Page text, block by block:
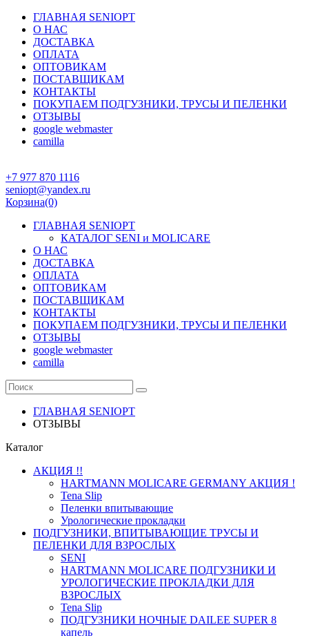
ГЛАВНАЯ SENIOPT
О НАС
ДОСТАВКА
ОПЛАТА
ОПТОВИКАМ
ПОСТАВЩИКАМ
КОНТАКТЫ
ПОКУПАЕМ ПОДГУЗНИКИ, ТРУСЫ И ПЕЛЕНКИ
ОТЗЫВЫ
google webmaster
camilla
+7 977 870 1116
seniopt@yandex.ru
Корзина(0)
ГЛАВНАЯ SENIOPT
КАТАЛОГ SENI и MOLICARE
О НАС
ДОСТАВКА
ОПЛАТА
ОПТОВИКАМ
ПОСТАВЩИКАМ
КОНТАКТЫ
ПОКУПАЕМ ПОДГУЗНИКИ, ТРУСЫ И ПЕЛЕНКИ
ОТЗЫВЫ
google webmaster
camilla
ГЛАВНАЯ SENIOPT
ОТЗЫВЫ
Каталог
АКЦИЯ !!
HARTMANN MOLICARE GERMANY АКЦИЯ !
Tena Slip
Пеленки впитывающие
Урологические прокладки
ПОДГУЗНИКИ, ВПИТЫВАЮЩИЕ ТРУСЫ И
ПЕЛЕНКИ ДЛЯ ВЗРОСЛЫХ
SENI
HARTMANN MOLICARE ПОДГУЗНИКИ И
УРОЛОГИЧЕСКИЕ ПРОКЛАДКИ ДЛЯ
ВЗРОСЛЫХ
Tena Slip
ПОДГУЗНИКИ НОЧНЫЕ DAILEE SUPER 8
капель